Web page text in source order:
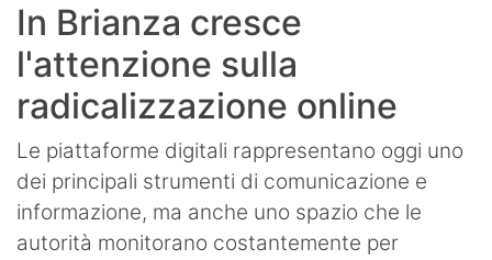
News
Turismo
Eventi
In Brianza cresce
l'attenzione sulla
radicalizzazione online
Le piattaforme digitali rappresentano oggi uno
dei principali strumenti di comunicazione e
informazione, ma anche uno spazio che le
autorità monitorano costantemente per